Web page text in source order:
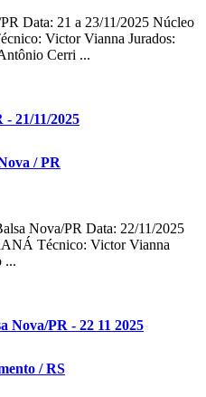
Data: 21 a 23/11/2025 Núcleo
Victor Vianna Jurados:
Cerri ...
- 21/11/2025
/ PR
Nova/PR Data: 22/11/2025
Técnico: Victor Vianna
...
Nova/PR - 22 11 2025
/ RS